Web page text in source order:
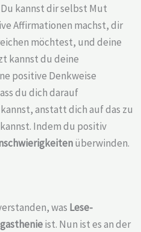
kannst dir selbst Mut
Affirmationen machst, dir
möchtest, und deine
kannst du deine
positive Denkweise
du dich darauf
anstatt dich auf das zu
Indem du positiv
überwinden.
was Lese-
ist. Nun ist es an der